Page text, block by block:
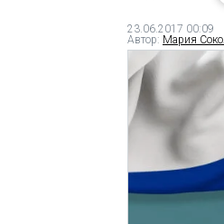
23.06.2017 00:09
Автор: Мария